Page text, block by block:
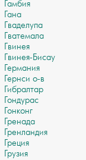
Гамбия
Гана
Гваделупа
Гватемала
Гвинея
Гвинея-Бисау
Германия
Гернси о-в
Гибралтар
Гондурас
Гонконг
Гренада
Гренландия
Греция
Грузия